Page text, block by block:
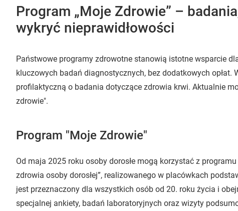
Program „Moje Zdrowie” –
wykryć nieprawidłowości
Państwowe programy zdrowotne stanowią istotne wsparcie
kluczowych badań diagnostycznych, bez dodatkowych opłat.
profilaktyczną o badania dotyczące zdrowia krwi. Aktualnie
zdrowie".
Program "Moje Zdrowie"
Od maja 2025 roku osoby dorosłe mogą korzystać z
zdrowia osoby dorosłej”, realizowanego w placówkach
jest przeznaczony dla wszystkich osób od 20. roku życia i
specjalnej ankiety, badań laboratoryjnych oraz wizyty